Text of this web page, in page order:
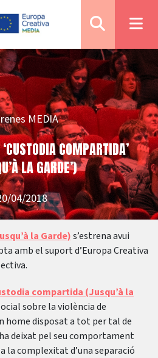
MEDIA
COMPARTIDA’
LA GARDE’)
04/2018
la Garde)s’estrena avui
amb el suport d’Europa Creativa
compartida (Jusqu’à la
sobre la violència de
home disposat a tot per tal de
deixat pel seu comportament
la complexitat d’una separació